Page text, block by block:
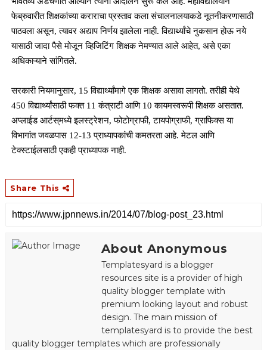
फेब्रुवारीत शिक्षकांच्या कराराचा प्रस्ताव कला संचालनालयाकडे नूतनीकरणासाठी
पाठवला असून, त्यावर अद्याप निर्णय झालेला नाही. विद्यार्थ्यांचे नुकसान होऊ नये
यासाठी जादा पैसे मोजून व्हिजिटिंग शिक्षक नेमण्यात आले आहेत, असे एका
अधिकाऱ्याने सांगितले.
सरकारी नियमानुसार, 15 विद्यार्थ्यांमागे एक शिक्षक असावा लागतो. तरीही येथे
450 विद्यार्थ्यांसाठी फक्त 11 कंत्राटी आणि 10 कायमस्वरूपी शिक्षक असतात.
अप्लाईड आर्टस्‌मध्ये इलस्ट्रेशन, फोटोग्राफी, टायपोग्राफी, ग्राफिक्‍स या
विभागांत जवळपास 12-13 प्राध्यापकांची कमतरता आहे. मेटल आणि
टेक्‍स्टाईलसाठी एकही प्राध्यापक नाही.
Share This
About Anonymous
Templatesyard is a blogger
resources site is a provider of high
quality blogger template with
premium looking layout and robust
design. The main mission of
templatesyard is to provide the best
quality blogger templates which are professionally